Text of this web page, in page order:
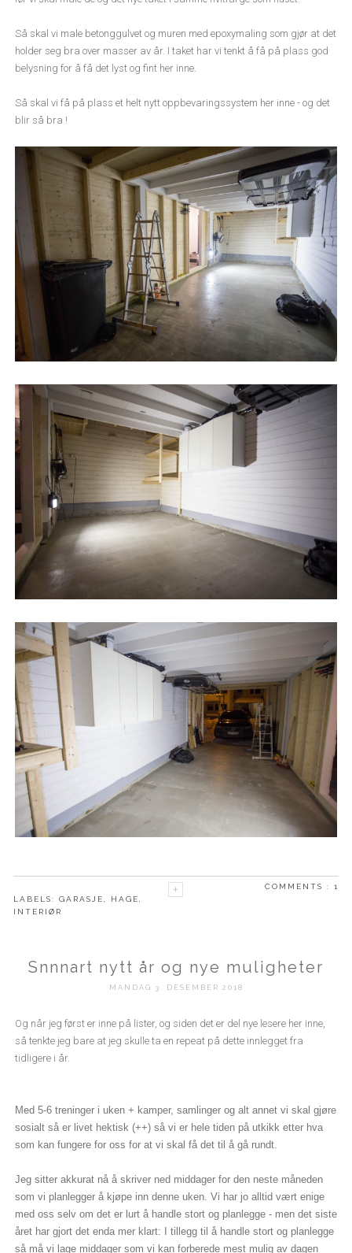
Så skal vi male betonggulvet og muren med epoxymaling som gjør at det
holder seg bra over masser av år. I taket har vi tenkt å få på plass god
belysning for å få det lyst og fint her inne.
Så skal vi få på plass et helt nytt oppbevaringssystem her inne - og det
blir så bra !
COMMENTS : 1
LABELS: GARASJE HAGE
INTERIØR
Snnnart nytt år og nye muligheter
MANDAG 3. DESEMBER 2018
Og når jeg først er inne på lister, og siden det er del nye lesere her inne,
så tenkte jeg bare at jeg skulle ta en repeat på dette innlegget fra
tidligere i år.
Med 5-6 treninger i uken + kamper, samlinger og alt annet vi skal gjøre
sosialt så er livet hektisk (++) så vi er hele tiden på utkikk etter hva
som kan fungere for oss for at vi skal få det til å gå rundt.
Jeg sitter akkurat nå å skriver ned middager for den neste måneden
som vi planlegger å kjøpe inn denne uken. Vi har jo alltid vært enige
med oss selv om det er lurt å handle stort og planlegge - men det siste
året har gjort det enda mer klart: I tillegg til å handle stort og planlegge
så må vi lage middager som vi kan forberede mest mulig av dagen